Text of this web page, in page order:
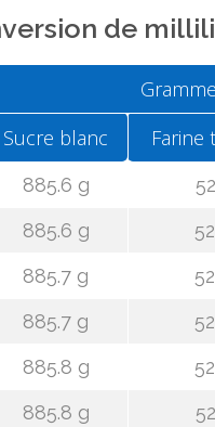
de
Sucre blanc Farine
885.6 g
885.6 g
885.7 g
885.7 g
885.8 g
885.8 g